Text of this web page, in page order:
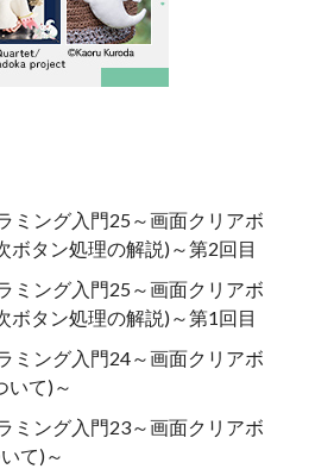
ミング入門25～画面クリアボ
ボタン処理の解説)～第2回目
ミング入門25～画面クリアボ
ボタン処理の解説)～第1回目
ミング入門24～画面クリアボ
いて)～
ミング入門23～画面クリアボ
て)～